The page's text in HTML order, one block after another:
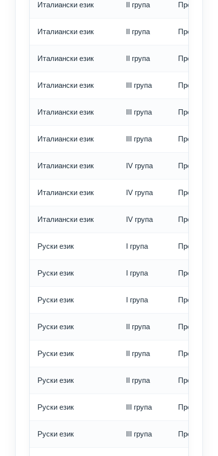
Италиански език II група Превод -
Италиански език II група Превод -
Италиански език II група Превод -
Италиански език III група Превод -
Италиански език III група Превод -
Италиански език III група Превод -
Италиански език IV група Превод -
Италиански език IV група Превод -
Италиански език IV група Превод -
Руски език I група Превод -
Руски език I група Превод -
Руски език I група Превод -
Руски език II група Превод -
Руски език II група Превод -
Руски език II група Превод -
Руски език III група Превод -
Руски език III група Превод -